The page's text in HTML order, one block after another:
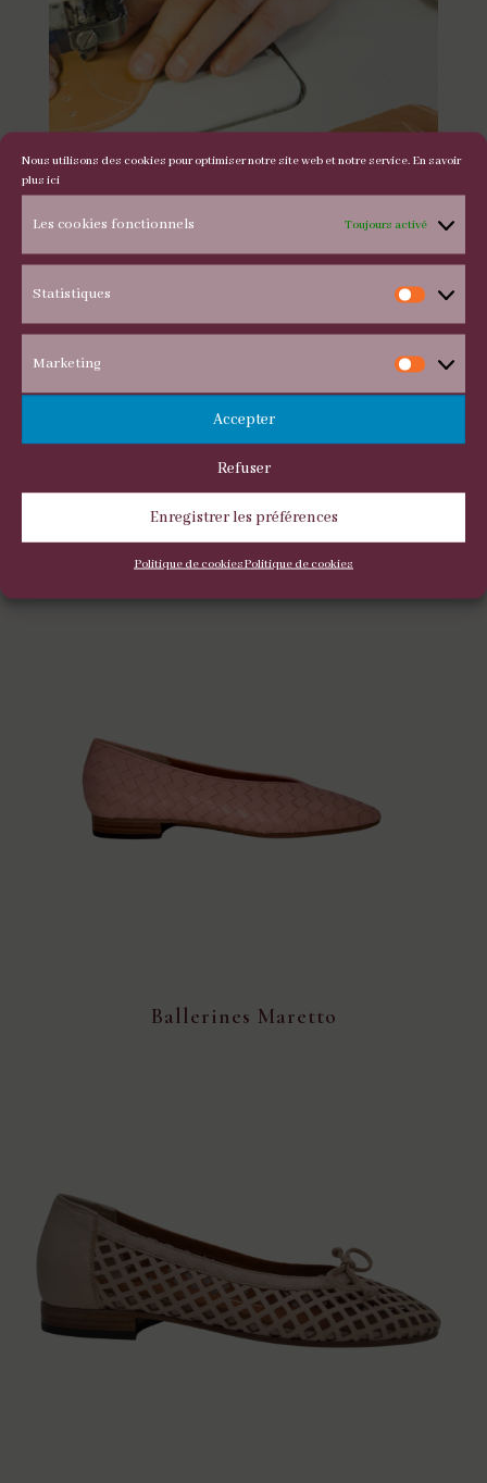
Nous utilisons des cookies pour optimiser notre site web et notre service. En savoir
plus ici
Les cookies fonctionnels Toujours activé
Statistiques
Marketing
Accepter
Refuser
Enregistrer les préférences
Politique de cookiesPolitique de cookies
TOUTES NOS BALLERINES
Ballerines Maretto